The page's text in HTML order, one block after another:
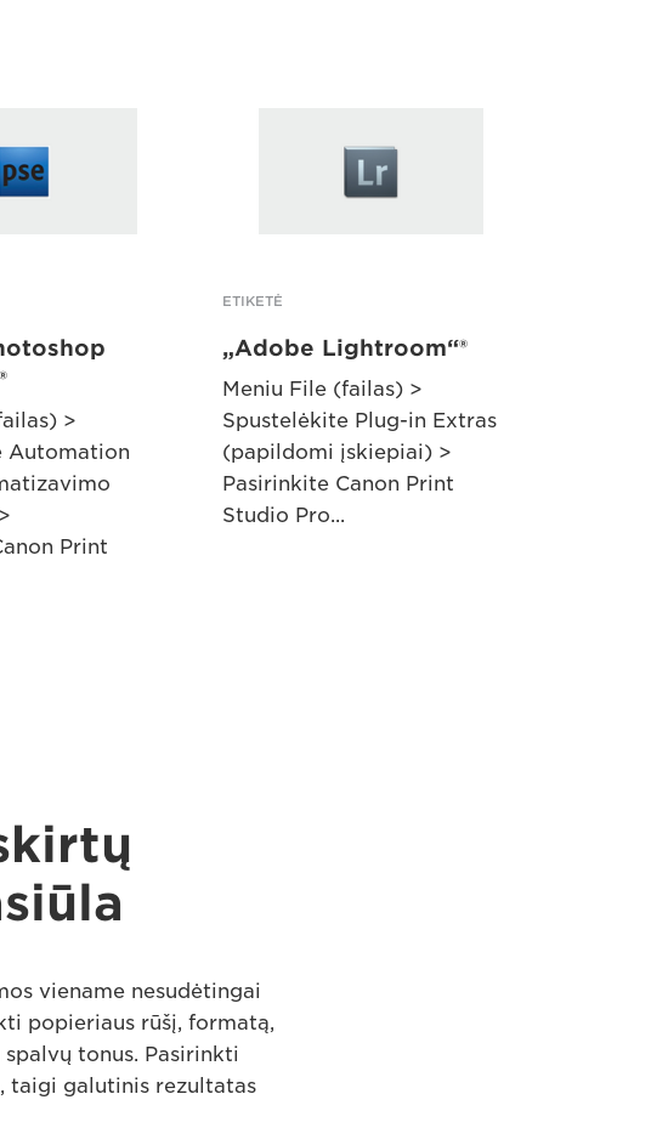
>
Automation
Print
ETIKETĖ
„Adobe Lightroom“®
Meniu File (failas) >
Spustelėkite Plug-in Extras
(papildomi įskiepiai) >
Pasirinkite Canon Print
Studio Pro...
viename nesudėtingai
popieriaus rūšį, formatą,
tonus. Pasirinkti
taigi galutinis rezultatas